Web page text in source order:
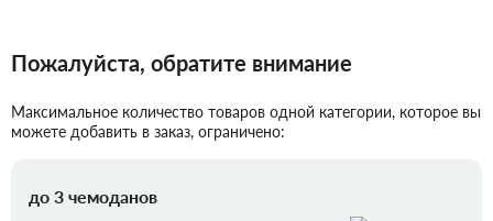
Пожалуйста, обратите внимание
Максимальное количество товаров одной категории, которое вы
можете добавить в заказ, ограничено:
до 3 чемоданов